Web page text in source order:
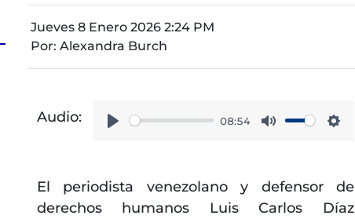
Jueves 8 Enero 2026 2:24 PM
Por: Alexandra Burch
Audio:
08:54
El periodista venezolano y defensor de
derechos humanos Luis Carlos Díaz